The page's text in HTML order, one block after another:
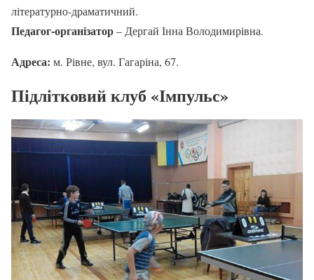
літературно-драматичний.
Педагог-організатор– Дергай Інна Володимирівна.
Адреса: м. Рівне, вул. Гагаріна, 67.
Підлітковий клуб «Імпульс»